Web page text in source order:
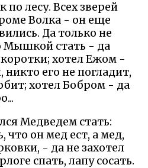
по лесу. Всех зверей
Волка - он еще
Да только не
Мышкой стать - да
хотел Ежом -
его не погладит,
хотел Бобром - да
Медведем стать:
что он мед ест, а мед,
- да не захотел
спать, лапу сосать.